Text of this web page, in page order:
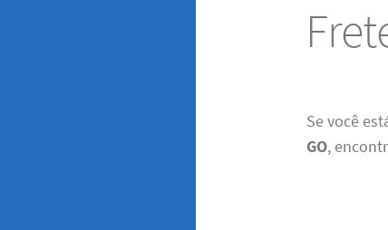
Se você
GO,